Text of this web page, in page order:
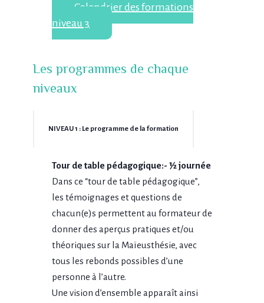
Calendrier des formations
niveau 3
Les programmes de chaque
niveaux
NIVEAU 1 : Le programme de la formation
Tour de table pédagogique:- ½ journée
Dans ce “tour de table pédagogique”,
les témoignages et questions de
chacun(e)s permettent au formateur de
donner des aperçus pratiques et/ou
théoriques sur la Maïeusthésie, avec
tous les rebonds possibles d’une
personne à l’autre.
Une vision d’ensemble apparaît ainsi